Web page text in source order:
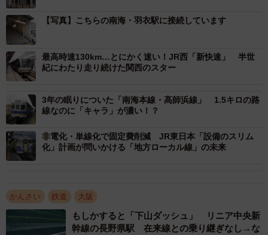
東羽衣行きの電車が入線しました。羽衣線で活躍する電車
は4両編成の転換クロスシート。全長1.7キロというミニ路
【写真】こちらの南海・羽衣駅に接続しています
最高時速130km…とにかく速い！JR西「新快速」 半世
紀にわたり走り続けた関西のスター
3年の眠りについた「南海本線・高師浜線」 1.5キロの路
線なのに「キャラ」が濃い！？
非電化・単線化で固定費削減 JR東日本「設備のスリム
化」計画が問いかける「地方ローカル線」の未来
かんさい 鉄道 大阪
もしかすると「下山ダッシュ」 リニア中央新
幹線の長野県駅 在来線との乗り継ぎなし→な